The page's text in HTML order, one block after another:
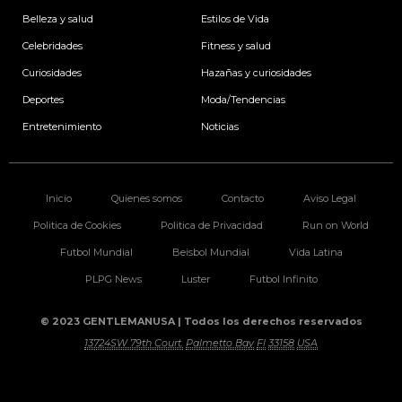
n
Belleza y salud
Celebridades
Curiosidades
Deportes
Entretenimiento
Estilos de Vida
Fitness y salud
Hazañas y curiosidades
Moda/Tendencias
Noticias
Inicio Quienes somos Contacto Aviso Legal
Politica de Cookies Politica de Privacidad Run on World
Futbol Mundial Beisbol Mundial Vida Latina
PLPG News Luster Futbol Infinito
© 2023 GENTLEMANUSA | Todos los derechos reservados
13724SW 79th Court. Palmetto Bay Fl 33158 USA